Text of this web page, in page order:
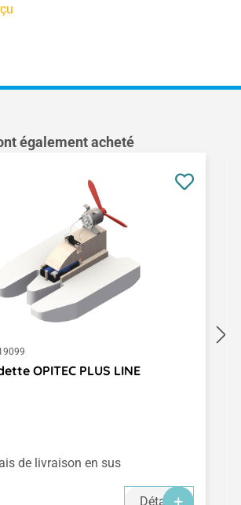
de produits
également acheté
OPITEC PLUS LINE
:
de livraison en sus
Détails